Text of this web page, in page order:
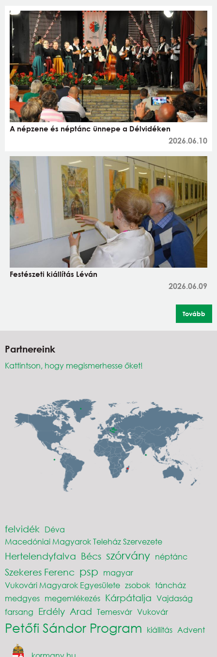
A népzene és néptánc ünnepe a Délvidéken
2026.06.10
Festészeti kiállítás Léván
2026.06.09
Tovább
Partnereink
Kattintson, hogy megismerhesse őket!
felvidék Déva
Macedóniai Magyarok Teleház Szervezete
Hertelendyfalva Bécs szórvány néptánc
Szekeres Ferenc psp magyar
Vukovári Magyarok Egyesülete zsobok táncház
medgyes megemlékezés Kárpátalja Vajdaság
farsang Erdély Arad Temesvár Vukovár
Petőfi Sándor Program kiállítás Advent
kormany.hu